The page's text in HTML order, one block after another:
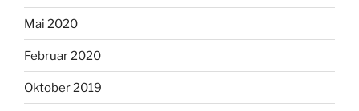
Mai 2020
Februar 2020
Oktober 2019